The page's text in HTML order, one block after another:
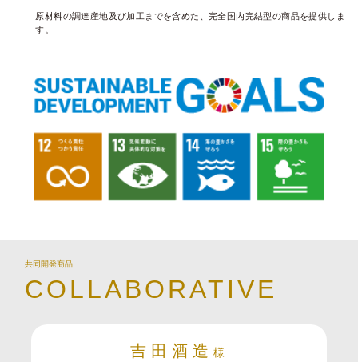
原材料の調達産地及び加工までを含めた、完全国内完結型の商品を提供しま
す。
共同開発商品
COLLABORATIVE
吉田酒造 様